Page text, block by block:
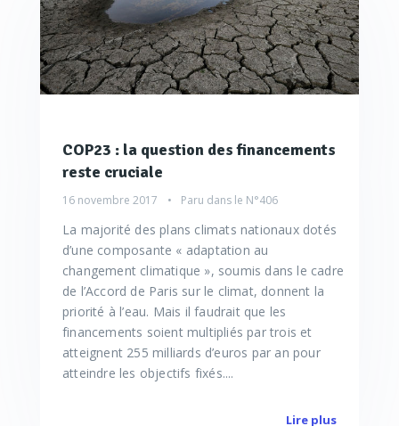
COP23 : la question des financements
reste cruciale
16 novembre 2017 Paru dans le N°406
La majorité des plans climats nationaux dotés
d’une composante « adaptation au
changement climatique », soumis dans le cadre
de l’Accord de Paris sur le climat, donnent la
priorité à l’eau. Mais il faudrait que les
financements soient multipliés par trois et
atteignent 255 milliards d’euros par an pour
atteindre les objectifs fixés....
Lire plus